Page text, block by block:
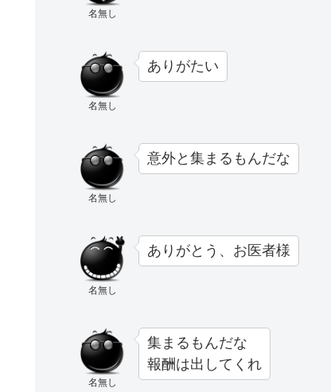
名無し
名無し
ありがたい
名無し
意外と集まるもんだな
名無し
ありがとう、お医者様
名無し
集まるもんだな
報酬は出してくれ